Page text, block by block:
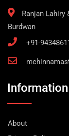
Ranjan Lahiry
Burdwan
+91-
Information
About